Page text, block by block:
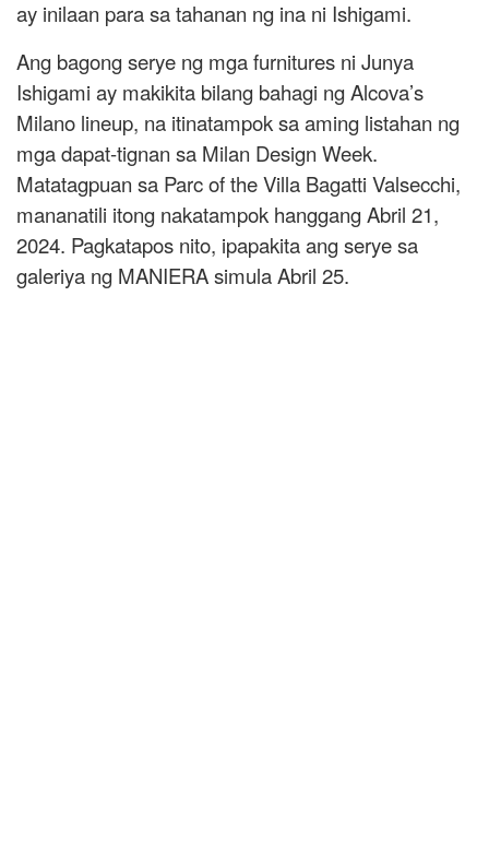
ay inilaan para sa tahanan ng ina ni Ishigami.
Ang bagong serye ng mga furnitures ni Junya
Ishigami ay makikita bilang bahagi ng Alcova’s
Milano lineup, na itinatampok sa aming listahan ng
mga dapat-tignan sa Milan Design Week.
Matatagpuan sa Parc of the Villa Bagatti Valsecchi,
mananatili itong nakatampok hanggang Abril 21,
2024. Pagkatapos nito, ipapakita ang serye sa
galeriya ng MANIERA simula Abril 25.